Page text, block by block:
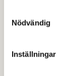
Nödvändig
Inställningar